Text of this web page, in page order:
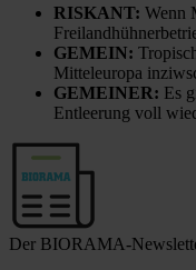
RISKANT: Wenn
GEMEIN:
Mitteleuropa
GEMEINER: Es
Entleerung voll
Der BIORAMA-